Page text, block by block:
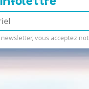
vous acceptez